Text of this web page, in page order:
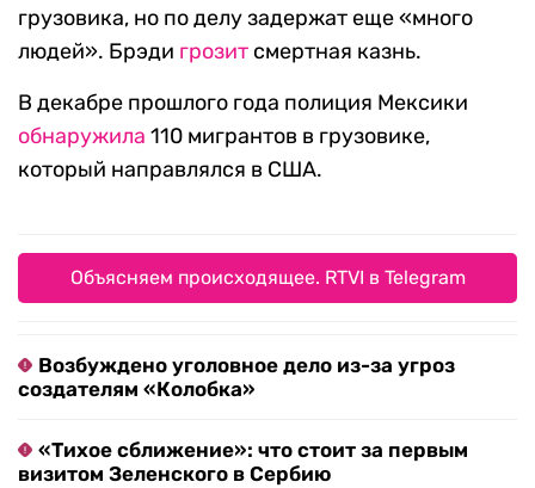
грузовика, но по делу задержат еще «много
людей». Брэди грозит смертная казнь.
В декабре прошлого года полиция Мексики
обнаружила 110 мигрантов в грузовике,
который направлялся в США.
Объясняем происходящее. RTVI в Telegram
Возбуждено уголовное дело из-за угроз
создателям «Колобка»
«Тихое сближение»: что стоит за первым
визитом Зеленского в Сербию